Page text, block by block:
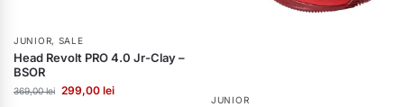
JUNIOR, SALE
Head Revolt PRO 4.0 Jr-Clay –
BSOR
369,00lei 299,00 lei
JUNIOR